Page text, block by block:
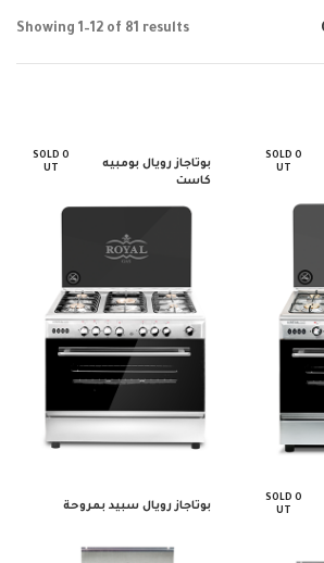
Showing 1–12 of 81 results
SOLD O
UT
SOLD O
UT
بوتاجاز رويال بومبيه
كاست
SOLD O
UT
بوتاجاز رويال سبيد بمروحة